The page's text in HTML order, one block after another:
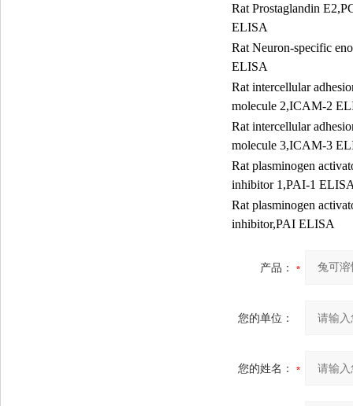
Rat Prostaglandin
ELISA
Rat Neuron-specific
ELISA
Rat intercellular
molecule 2,ICAM-2
Rat intercellular
molecule 3,ICAM-3
Rat plasminogen
inhibitor 1,PAI-1
Rat plasminogen
inhibitor,PAI ELISA
产品：
您的单位：
您的姓名：